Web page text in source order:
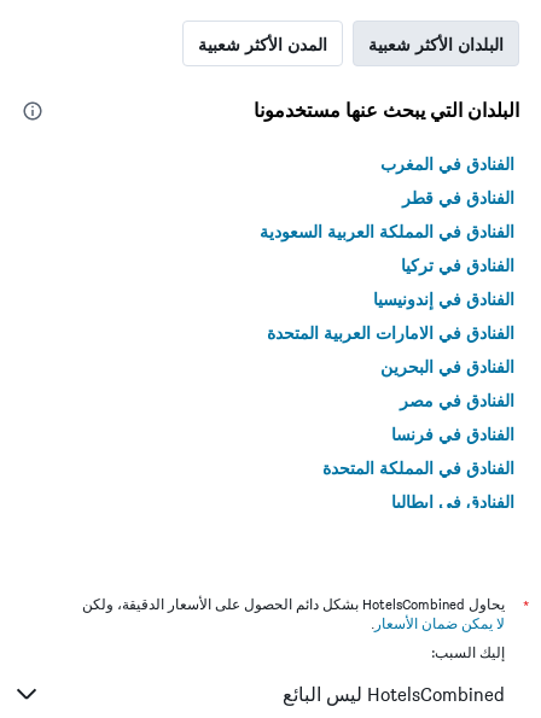
البلدان الأكثر شعبية المدن الأكثر شعبية
البلدان التي يبحث عنها مستخدمونا
الفنادق في المغرب
الفنادق في قطر
الفنادق في المملكة العربية السعودية
الفنادق في تركيا
الفنادق في إندونيسيا
الفنادق في الامارات العربية المتحدة
الفنادق في البحرين
الفنادق في مصر
الفنادق في فرنسا
الفنادق في المملكة المتحدة
الفنادق في إيطاليا
*
يحاول HotelsCombined بشكل دائم الحصول على الأسعار الدقيقة، ولكن
لا يمكن ضمان الأسعار .
إليك السبب:
HotelsCombined ليس البائع